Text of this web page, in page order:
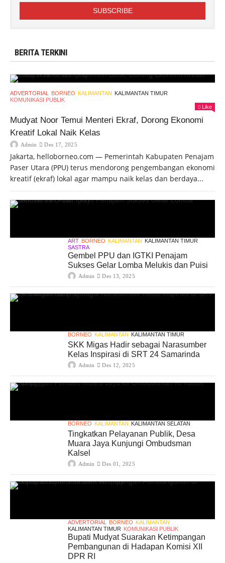
BERITA TERKINI
ADVERTORIAL BORNEO KALIMANTAN KALIMANTAN TIMUR
KOMUNIKASI PUBLIK
Like
Mudyat Noor Temui Menteri Ekraf, Dorong Ekonomi
Kreatif Lokal Naik Kelas
Admin Des 17, 2025
Jakarta, helloborneo.com — Pemerintah Kabupaten Penajam
Paser Utara (PPU) terus mendorong pengembangan ekonomi
kreatif (ekraf) lokal agar mampu naik kelas dan berdaya...
ART BORNEO KALIMANTAN KALIMANTAN TIMUR
SASTRA
Gembel PPU dan IGTKI Penajam
Sukses Gelar Lomba Melukis dan Puisi
Admin Des 13, 2025
BORNEO KALIMANTAN KALIMANTAN TIMUR
SKK Migas Hadir sebagai Narasumber
Kelas Inspirasi di SRT 24 Samarinda
Admin Des 12, 2025
BORNEO KALIMANTAN KALIMANTAN SELATAN
Tingkatkan Pelayanan Publik, Desa
Muara Jaya Kunjungi Ombudsman
Kalsel
Admin Des 01, 2025
ADVERTORIAL BORNEO KALIMANTAN
KALIMANTAN TIMUR KOMUNIKASI PUBLIK
Bupati Mudyat Suarakan Ketimpangan
Pembangunan di Hadapan Komisi XII
DPR RI